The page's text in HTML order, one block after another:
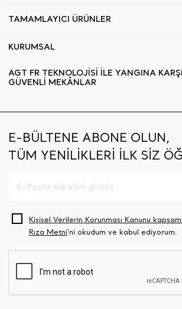
TAMAMLAYICI ÜRÜNLER
KURUMSAL
AGT FR TEKNOLOJİSİ İLE YANGINA
GÜVENLİ MEKÂNLAR
E-BÜLTENE ABONE OLUN,
TÜM YENİLİKLERİ İLK SİZ
Kişisel Verilerin Korunması Kanunu
Rıza Metni‘ni okudum ve kabul ediyorum.